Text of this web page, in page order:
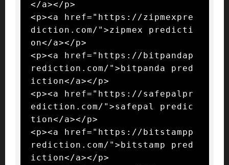
</a></p>
<p><a href="https://zipmexpre
diction.com/">zipmex predicti
on</a></p>
<p><a href="https://bitpandap
rediction.com/">bitpanda pred
iction</a></p>
<p><a href="https://safepalpr
ediction.com/">safepal predic
tion</a></p>
<p><a href="https://bitstampp
rediction.com/">bitstamp pred
iction</a></p>